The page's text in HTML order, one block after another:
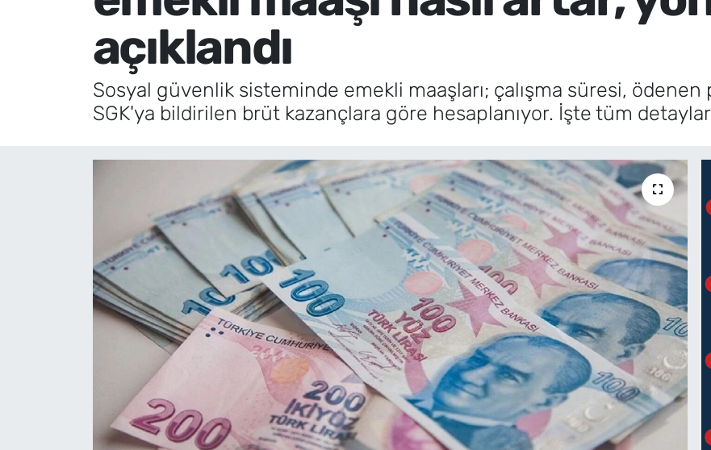
açıklandı
Sosyal güvenlik sisteminde emekli maaşları; çalışma süresi, ödenen
SGK'ya bildirilen brüt kazançlara göre hesaplanıyor. İşte tüm